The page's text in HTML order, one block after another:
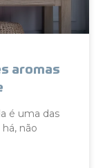
aromas
é uma das
não